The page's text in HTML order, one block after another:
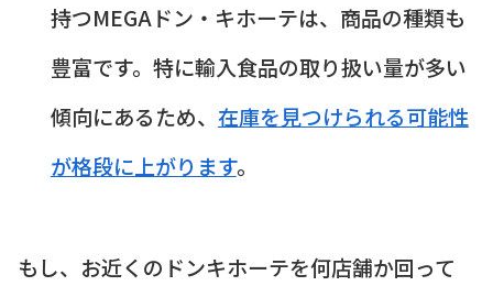
持つMEGAドン・キホーテは、商品の種類も
豊富です。特に輸入食品の取り扱い量が多い
傾向にあるため、 在庫を見つけられる可能性
が格段に上がります。
もし、お近くのドンキホーテを何店舗か回って